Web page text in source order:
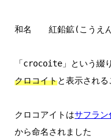
和名　　紅鉛鉱(こうえ
クロコイトと表示され
クロコアイトはサフラン
から命名されました